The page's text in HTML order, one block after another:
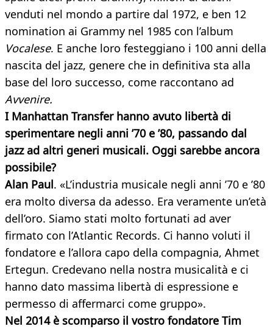
venduti nel mondo a partire dal 1972, e ben 12
nomination ai Grammy nel 1985 con l’album
Vocalese. E anche loro festeggiano i 100 anni della
nascita del jazz, genere che in definitiva sta alla
base del loro successo, come raccontano ad
Avvenire.
I Manhattan Transfer hanno avuto libertà di
sperimentare negli anni ’70 e ’80, passando dal
jazz ad altri generi musicali. Oggi sarebbe ancora
possibile?
Alan Paul. «L’industria musicale negli anni ’70 e ’80
era molto diversa da adesso. Era veramente un’età
dell’oro. Siamo stati molto fortunati ad aver
firmato con l’Atlantic Records. Ci hanno voluti il
fondatore e l’allora capo della compagnia, Ahmet
Ertegun. Credevano nella nostra musicalità e ci
hanno dato massima libertà di espressione e
permesso di affermarci come gruppo».
Nel 2014 è scomparso il vostro fondatore Tim